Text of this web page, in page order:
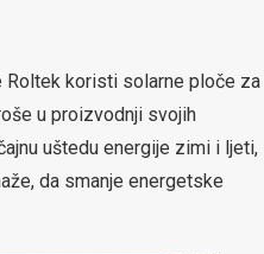
Roltek koristi solarne ploče za
u proizvodnji svojih
uštedu energije zimi i ljeti,
da smanje energetske